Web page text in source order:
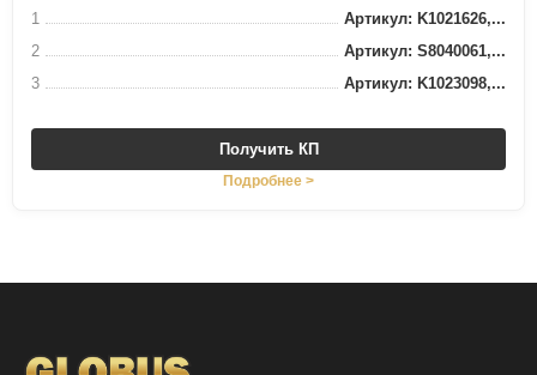
1
Артикул: K1021626,...
2
Артикул: S8040061,...
3
Артикул: K1023098,...
Получить КП
Подробнее >